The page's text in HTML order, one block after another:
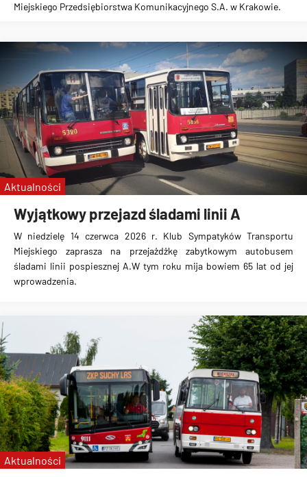
Miejskiego Przedsiębiorstwa Komunikacyjnego S.A. w Krakowie.
Wyjątkowy przejazd śladami linii A
W niedzielę 14 czerwca 2026 r. Klub Sympatyków Transportu
Miejskiego zaprasza na przejażdżkę zabytkowym autobusem
śladami linii pospiesznej A.W tym roku mija bowiem 65 lat od jej
wprowadzenia.
Aktualności
Aktualności